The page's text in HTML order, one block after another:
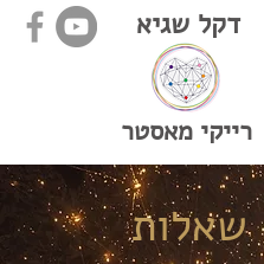
דקל שגיא
רייקי מאסטר
שאלות